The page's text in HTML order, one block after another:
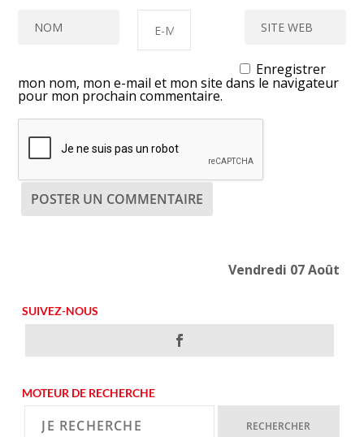
Enregistrer
mon nom, mon e-mail et mon site dans le navigateur
pour mon prochain commentaire.
Vendredi 07 Août
SUIVEZ-NOUS
MOTEUR DE RECHERCHE